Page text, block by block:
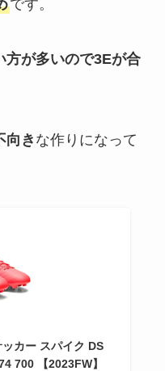
です。
方が多いので3Eが合
向き な作りになって
カー スパイク DS
700 【2023FW】